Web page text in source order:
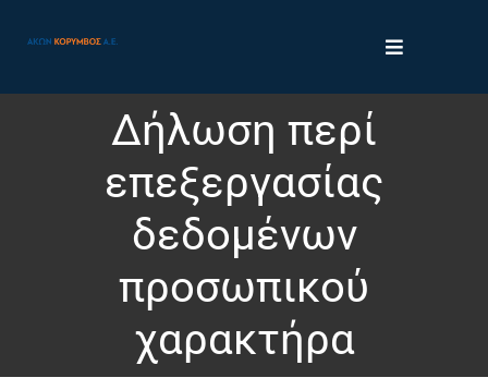
Toggle
Πληροφορική
Κατασκευαστική
Οικονομικές Καταστάσεις
Δήλωση περί
επεξεργασίας
δεδομένων
προσωπικού
χαρακτήρα